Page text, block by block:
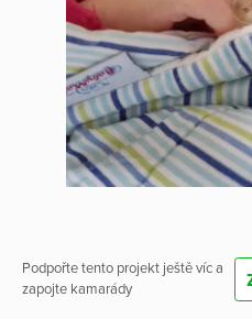
Podpořte tento projekt ještě víc a
zapojte kamarády